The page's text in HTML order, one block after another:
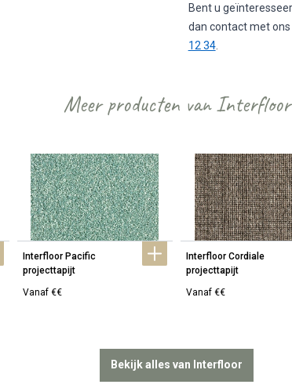
Bent u
dan contact met
12 34.
Meer producten van Interfloor
Interfloor Pacific
projecttapijt
Vanaf €€
Interfloor Cordiale
projecttapijt
Vanaf €€
Bekijk alles van Interfloor